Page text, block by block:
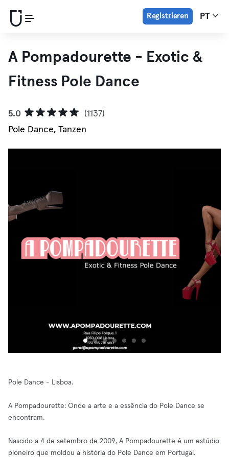
Registrieren PT
A Pompadourette - Exotic &
Fitness Pole Dance
5.0
(1137)
Pole Dance, Tanzen
Pole Dance - Lisboa.
A Pompadourette: Onde a arte e a essência do Pole Dance se
encontram.
Nascido a 4 de setembro de 2009, A Pompadourette é um estúdio
pioneiro que moldou a história do Pole Dance em Portugal.